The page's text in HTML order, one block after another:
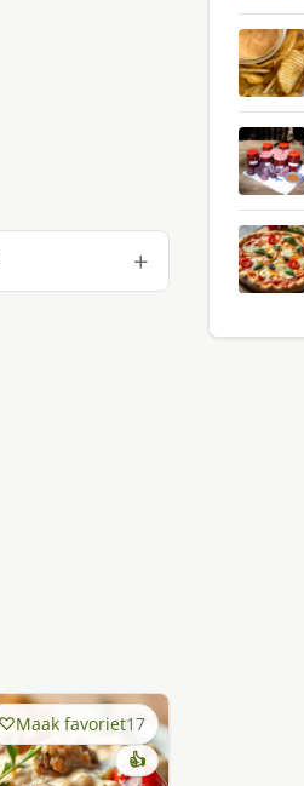
Maak favoriet17
👍